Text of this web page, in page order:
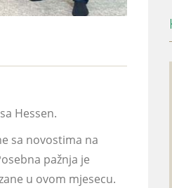
Hessen.
sa novostima na
pažnja je
u ovom mjesecu.